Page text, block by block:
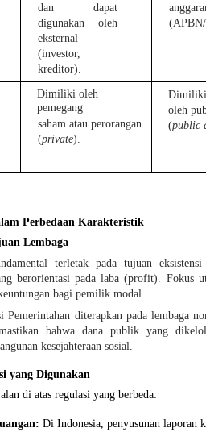
dan dapat
digunakan oleh
eksternal
(investor,
kreditor).
Dimiliki oleh
pemegang
saham atau perorangan
(private).
Dimiliki
oleh
(public
Perbedaan Karakteristik
Lembaga
terletak pada tujuan
berorientasi pada laba (profit). Fokus
bagi pemilik modal.
Pemerintahan diterapkan pada lembaga
bahwa dana publik yang
kesejahteraan sosial.
yang Digunakan
di atas regulasi yang berbeda:
Di Indonesia, penyusunan laporan